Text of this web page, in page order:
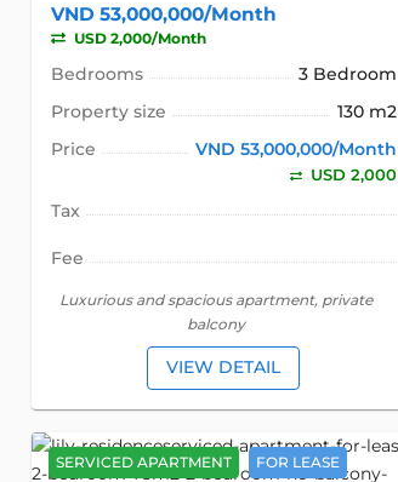
VND 53,000,000/Month
USD 2,000/Month
Bedrooms
3 Bedroom
Property size
130 m2
Price
VND 53,000,000/Month
USD 2,000
Tax
Fee
Luxurious and spacious apartment, private
balcony
VIEW DETAIL
SERVICED APARTMENT FOR LEASE